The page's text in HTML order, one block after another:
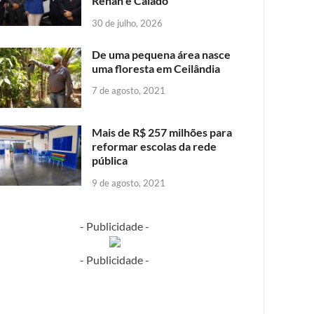
30 de julho, 2026
De uma pequena área nasce
uma floresta em Ceilândia
7 de agosto, 2021
Mais de R$ 257 milhões para
reformar escolas da rede
pública
9 de agosto, 2021
- Publicidade -
- Publicidade -